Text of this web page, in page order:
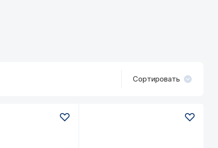
Сортировать